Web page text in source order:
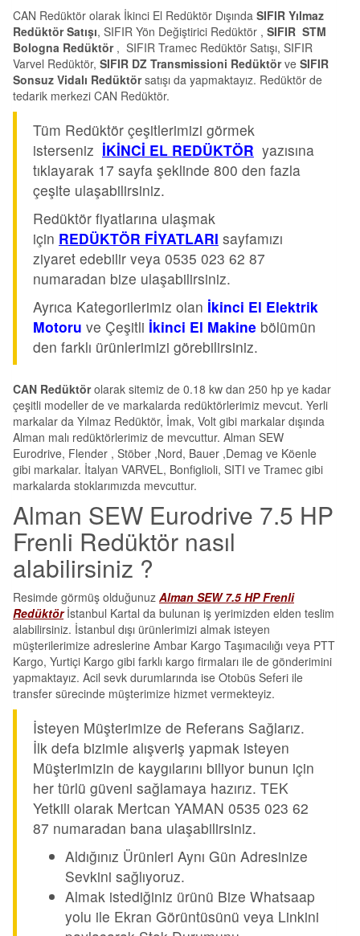
CAN Redüktör olarak İkinci El Redüktör Dışında SIFIR Yılmaz
Redüktör Satışı, SIFIR Yön Değiştirici Redüktör , SIFIR STM
Bologna Redüktör, SIFIR Tramec Redüktör Satışı, SIFIR
Varvel Redüktör, SIFIR DZ Transmissioni Redüktörve SIFIR
Sonsuz Vidalı Redüktörsatışı da yapmaktayız. Redüktör de
tedarik merkezi CAN Redüktör.
Tüm Redüktör çeşitlerimizi görmek
isterseniz İKİNCİ EL REDÜKTÖR yazısına
tıklayarak 17 sayfa şeklinde 800 den fazla
çeşite ulaşabilirsiniz.
Redüktör fiyatlarına ulaşmak
için REDÜKTÖR FİYATLARI sayfamızı
ziyaret edebilir veya 0535 023 62 87
numaradan bize ulaşabilirsiniz.
Ayrıca Kategorilerimiz olan İkinci El Elektrik
Motoru ve Çeşitli İkinci El Makine bölümün
den farklı ürünlerimizi görebilirsiniz.
CAN Redüktörolarak sitemiz de 0.18 kw dan 250 hp ye kadar
çeşitli modeller de ve markalarda redüktörlerimiz mevcut. Yerli
markalar da Yılmaz Redüktör, İmak, Volt gibi markalar dışında
Alman malı redüktörlerimiz de mevcuttur. Alman SEW
Eurodrive, Flender , Stöber ,Nord, Bauer ,Demag ve Köenle
gibi markalar. İtalyan VARVEL, Bonfiglioli, SITI ve Tramec gibi
markalarda stoklarımızda mevcuttur.
Alman SEW Eurodrive 7.5 HP
Frenli Redüktör nasıl
alabilirsiniz ?
Resimde görmüş olduğunuz Alman SEW 7.5 HP Frenli
Redüktörİstanbul Kartal da bulunan iş yerimizden elden teslim
alabilirsiniz. İstanbul dışı ürünlerimizi almak isteyen
müşterilerimize adreslerine Ambar Kargo Taşımacılığı veya PTT
Kargo, Yurtiçi Kargo gibi farklı kargo firmaları ile de gönderimini
yapmaktayız. Acil sevk durumlarında ise Otobüs Seferi ile
transfer sürecinde müşterimize hizmet vermekteyiz.
İsteyen Müşterimize de Referans Sağlarız.
İlk defa bizimle alışveriş yapmak isteyen
Müşterimizin de kaygılarını biliyor bunun için
her türlü güveni sağlamaya hazırız. TEK
Yetkili olarak Mertcan YAMAN 0535 023 62
87 numaradan bana ulaşabilirsiniz.
Aldığınız Ürünleri Aynı Gün Adresinize
Sevkini sağlıyoruz.
Almak istediğiniz ürünü Bize Whatsaap
yolu ile Ekran Görüntüsünü veya Linkini